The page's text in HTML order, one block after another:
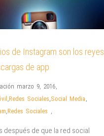
de Instagram son los reyes
de app
marzo 9, 2016,
,Redes Sociales,Social Media ,
,Redes Sociales ,
después de que la red social